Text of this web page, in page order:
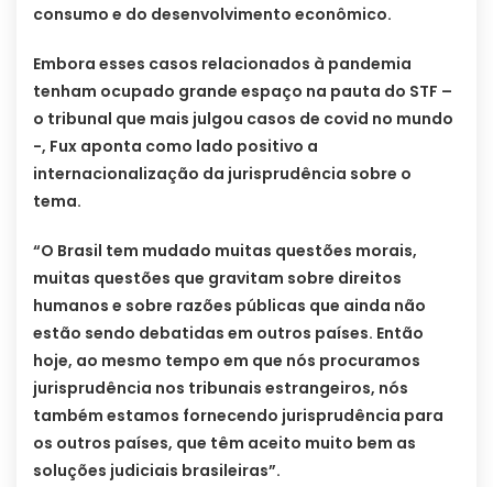
consumo e do desenvolvimento econômico.
Embora esses casos relacionados à pandemia
tenham ocupado grande espaço na pauta do STF –
o tribunal que mais julgou casos de covid no mundo
-, Fux aponta como lado positivo a
internacionalização da jurisprudência sobre o
tema.
“O Brasil tem mudado muitas questões morais,
muitas questões que gravitam sobre direitos
humanos e sobre razões públicas que ainda não
estão sendo debatidas em outros países. Então
hoje, ao mesmo tempo em que nós procuramos
jurisprudência nos tribunais estrangeiros, nós
também estamos fornecendo jurisprudência para
os outros países, que têm aceito muito bem as
soluções judiciais brasileiras”.